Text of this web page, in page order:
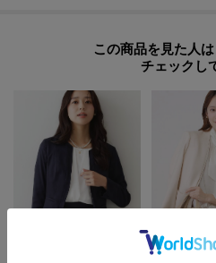
この商品を見た人
チェックし
COUP DE